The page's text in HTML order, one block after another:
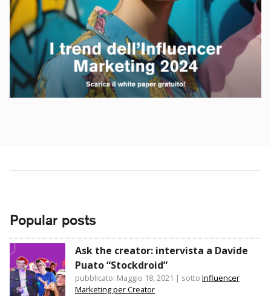
Popular posts
Ask the creator: intervista a Davide
Puato “Stockdroid”
pubblicato: Maggio 18, 2021 | sotto Influencer
Marketing per Creator